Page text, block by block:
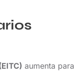
aumenta para